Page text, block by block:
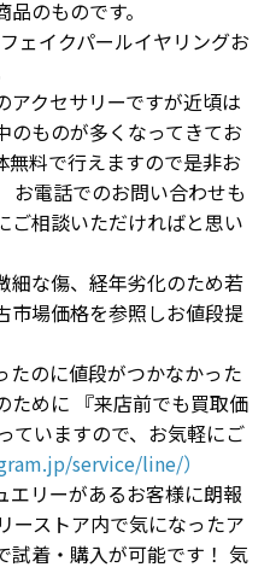
のものです。
ェイクパールイヤリングお
アクセサリーですが近頃は
のものが多くなってきてお
無料で行えますので是非お
お電話でのお問い合わせも
ご相談いただければと思い
細な傷、経年劣化のため若
市場価格を参照しお値段提
たのに値段がつかなかった
めに 『来店前でも買取価
ていますので、お気軽にご
service/line/）
エリーがあるお客様に朗報
ーストア内で気になったア
試着・購入が可能です！ 気